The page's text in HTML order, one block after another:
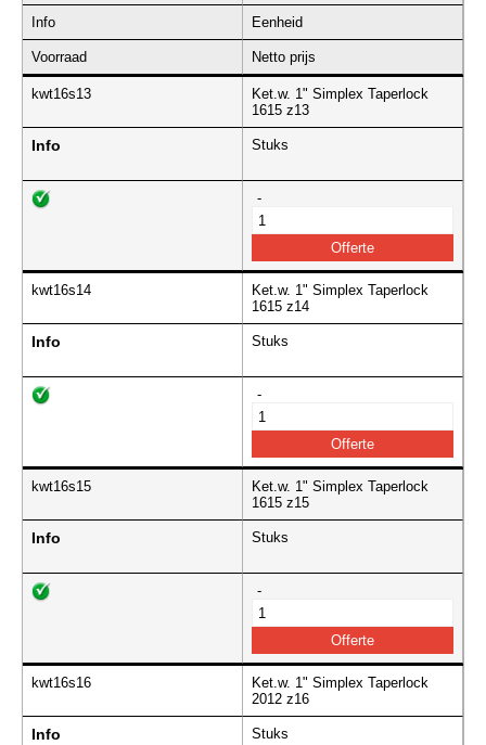
Info Eenheid
Voorraad Netto prijs
kwt16s13
Ket.w. 1" Simplex Taperlock
1615 z13
Info Stuks
-
kwt16s14
Ket.w. 1" Simplex Taperlock
1615 z14
Info Stuks
-
kwt16s15
Ket.w. 1" Simplex Taperlock
1615 z15
Info Stuks
-
kwt16s16
Ket.w. 1" Simplex Taperlock
2012 z16
Info Stuks